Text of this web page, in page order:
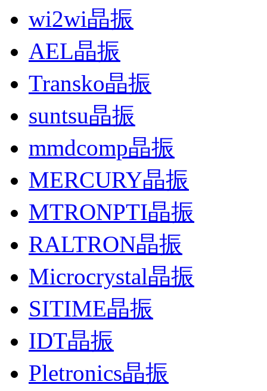
wi2wi晶振
AEL晶振
Transko晶振
suntsu晶振
mmdcomp晶振
MERCURY晶振
MTRONPTI晶振
RALTRON晶振
Microcrystal晶振
SITIME晶振
IDT晶振
Pletronics晶振